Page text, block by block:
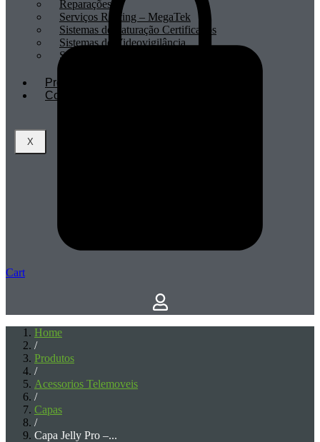
Reparações
Serviços Renting – MegaTek
Sistemas de Faturação Certificados
Sistemas de Videovigilância
Sistemas POS
Profissionais
Contactos
X
Cart
Home
/
Produtos
/
Acessorios Telemoveis
/
Capas
/
Capa Jelly Pro –...